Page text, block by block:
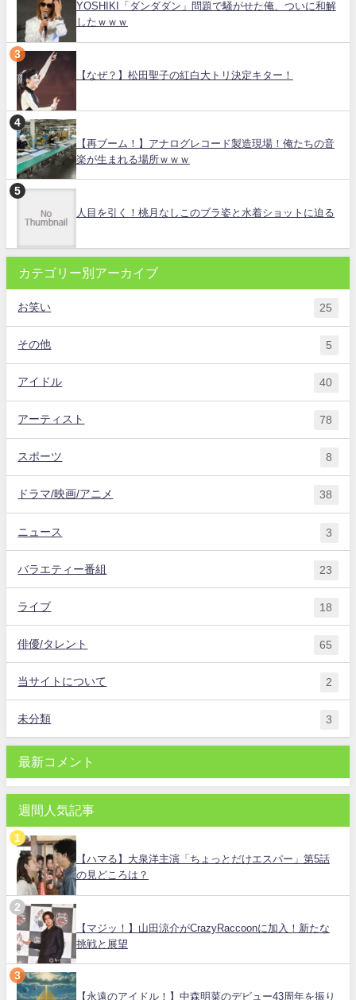
YOSHIKI「ダンダダン」問題で騒がせた俺、ついに和解
したｗｗｗ
【なぜ？】松田聖子の紅白大トリ決定キター！
【再ブーム！】アナログレコード製造現場！俺たちの音
楽が生まれる場所ｗｗｗ
人目を引く！桃月なしこのブラ姿と水着ショットに迫る
カテゴリー別アーカイブ
お笑い 25
その他 5
アイドル 40
アーティスト 78
スポーツ 8
ドラマ/映画/アニメ 38
ニュース 3
バラエティー番組 23
ライブ 18
俳優/タレント 65
当サイトについて 2
未分類 3
最新コメント
週間人気記事
【ハマる】大泉洋主演「ちょっとだけエスパー」第5話
の見どころは？
【マジッ！】山田涼介がCrazyRaccoonに加入！新たな
挑戦と展望
【永遠のアイドル！】中森明菜のデビュー43周年を振り